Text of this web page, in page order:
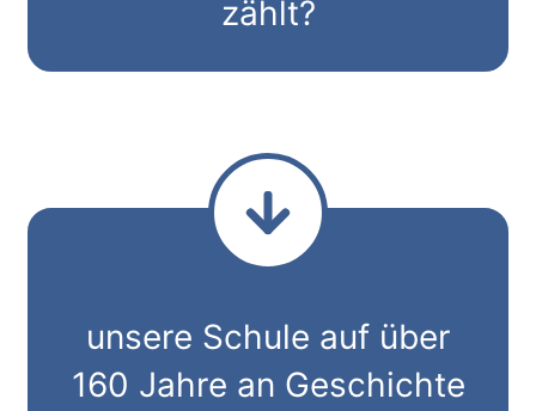
zählt?
unsere Schule auf über
160 Jahre an Geschichte